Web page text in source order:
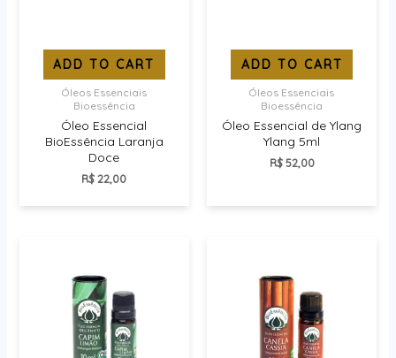
ADD TO CART
Óleos Essenciais
Bioessência
Óleo Essencial
BioEssência Laranja
Doce
R$22,00
ADD TO CART
Óleos Essenciais
Bioessência
Óleo Essencial de Ylang
Ylang 5ml
R$52,00